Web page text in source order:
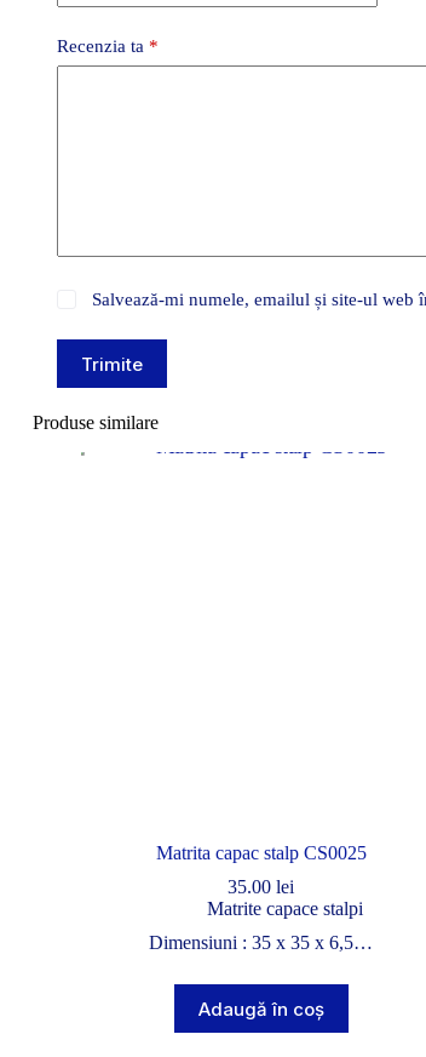
Recenzia ta *
Salvează-mi numele, emailul și site-ul web
Trimite
Produse similare
Matrita capac stalp CS0025
35.00lei
Matrite capace stalpi
Dimensiuni : 35 x 35 x 6,5…
Adaugă în coș